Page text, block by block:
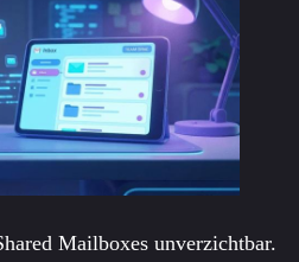
Mailboxes unverzichtbar.